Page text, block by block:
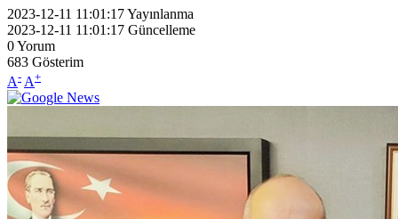
2023-12-11 11:01:17Yayınlanma
2023-12-11 11:01:17 Güncelleme
0Yorum
683 Gösterim
A- A+